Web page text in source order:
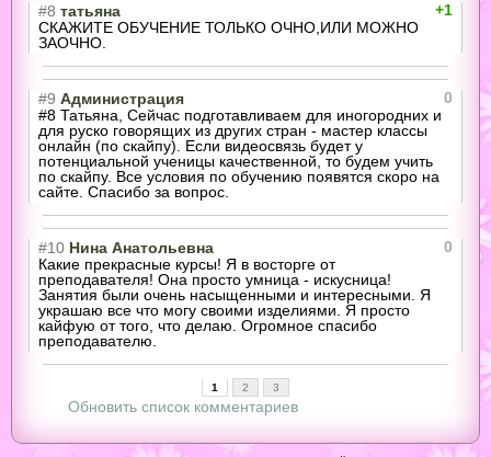
+1
#8 татьяна
СКАЖИТЕ ОБУЧЕНИЕ ТОЛЬКО ОЧНО,ИЛИ МОЖНО
ЗАОЧНО.
0
#9 Администрация
#8 Татьяна, Сейчас подготавливаем для иногородних и
для руско говорящих из других стран - мастер классы
онлайн (по скайпу). Если видеосвязь будет у
потенциальной ученицы качественной, то будем учить
по скайпу. Все условия по обучению появятся скоро на
сайте. Спасибо за вопрос.
0
#10 Нина Анатольевна
Какие прекрасные курсы! Я в восторге от
преподавателя! Она просто умница - искусница!
Занятия были очень насыщенными и интересными. Я
украшаю все что могу своими изделиями. Я просто
кайфую от того, что делаю. Огромное спасибо
преподавателю.
1 2 3
Обновить список комментариев